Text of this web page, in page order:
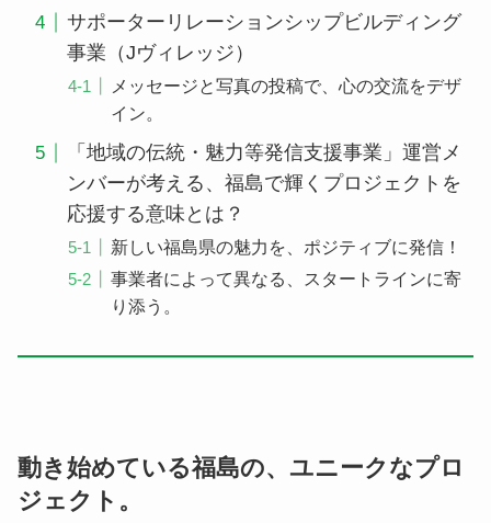
サポーターリレーションシップビルディング
事業（Jヴィレッジ）
メッセージと写真の投稿で、心の交流をデザ
イン。
「地域の伝統・魅力等発信支援事業」運営メ
ンバーが考える、福島で輝くプロジェクトを
応援する意味とは？
新しい福島県の魅力を、ポジティブに発信！
事業者によって異なる、スタートラインに寄
り添う。
動き始めている福島の、ユニークなプロ
ジェクト。